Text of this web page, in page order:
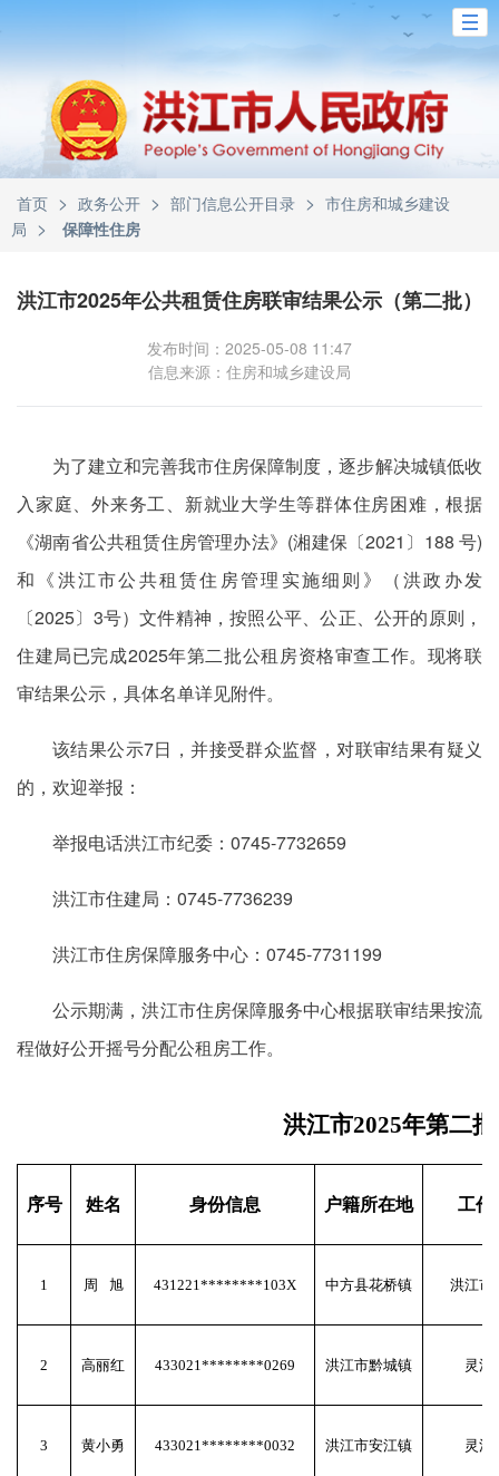
首页 > 政务公开 > 部门信息公开目录 > 市住房和城乡建设
局 > 保障性住房
洪江市2025年公共租赁住房联审结果公示（第二批）
发布时间：2025-05-08 11:47
信息来源：住房和城乡建设局
为了建立和完善我市住房保障制度，逐步解决城镇低收
入家庭、外来务工、新就业大学生等群体住房困难，根据
《湖南省公共租赁住房管理办法》(湘建保〔2021〕188 号)
和《洪江市公共租赁住房管理实施细则》（洪政办发
〔2025〕3号）文件精神，按照公平、公正、公开的原则，
住建局已完成2025年第二批公租房资格审查工作。现将联
审结果公示，具体名单详见附件。
该结果公示7日，并接受群众监督，对联审结果有疑义
的，欢迎举报：
举报电话洪江市纪委：0745-7732659
洪江市住建局：0745-7736239
洪江市住房保障服务中心：0745-7731199
公示期满，洪江市住房保障服务中心根据联审结果按流
程做好公开摇号分配公租房工作。
洪江市2025年第二
序号 姓名 身份信息 户籍所在地 工作
1 周 旭 431221********103X 中方县花桥镇 洪江市
2 高丽红 433021********0269 洪江市黔城镇 灵活
3 黄小勇 433021********0032 洪江市安江镇 灵活